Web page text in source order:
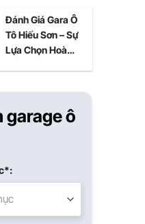
Đánh Giá Gara Ô
Tô Hiếu Sơn – Sự
Lựa Chọn Hoàn
garage ô